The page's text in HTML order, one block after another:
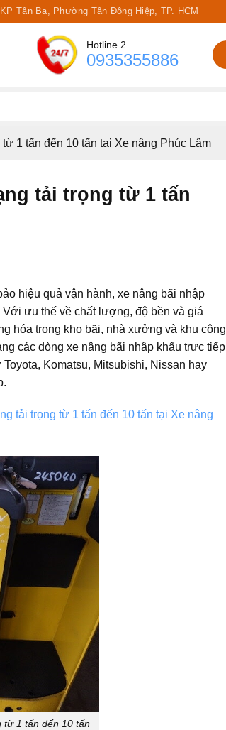
Tân Ba, Phường Tân Đông Hiệp, TP. HCM
Hotline 2
0935355886
1 tấn đến 10 tấn tại Xe nâng Phúc Lâm
tải trọng từ 1 tấn
hiệu quả vận hành, xe nâng bãi nhập
ưu thế về chất lượng, độ bền và giá
hóa trong kho bãi, nhà xưởng và khu công
các dòng xe nâng bãi nhập khẩu trực tiếp
Komatsu, Mitsubishi, Nissan hay
tải trọng từ 1 tấn đến 10 tấn tại Xe nâng
từ 1 tấn đến 10 tấn